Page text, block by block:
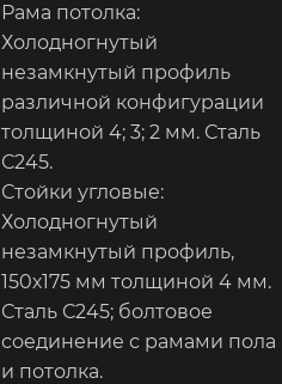
Рама потолка:
Холодногнутый
незамкнутый профиль
различной конфигурации
толщиной 4; 3; 2 мм. Сталь
С245.
Стойки угловые:
Холодногнутый
незамкнутый профиль,
150х175 мм толщиной 4 мм.
Сталь С245; болтовое
соединение с рамами пола
и потолка.